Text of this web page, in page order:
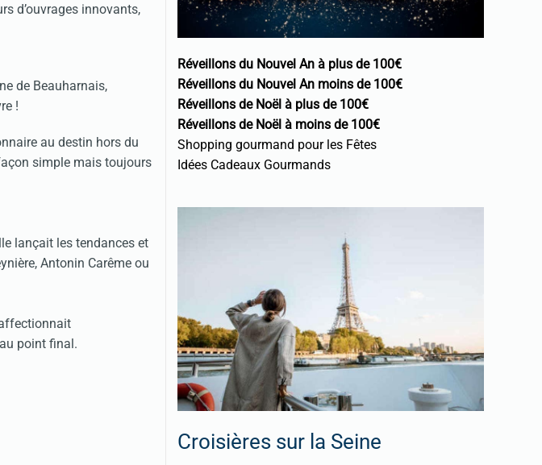
d’ouvrages innovants,
de Beauharnais,
!
au destin hors du
simple mais toujours
lançait les tendances et
Antonin Carême ou
affectionnait
point final.
Réveillons du Nouvel An à plus de 100€
Réveillons du Nouvel An moins de 100€
Réveillons de Noël à plus de 100€
Réveillons de Noël à moins de 100€
Shopping gourmand pour les Fêtes
Idées Cadeaux Gourmands
Croisières sur la Seine